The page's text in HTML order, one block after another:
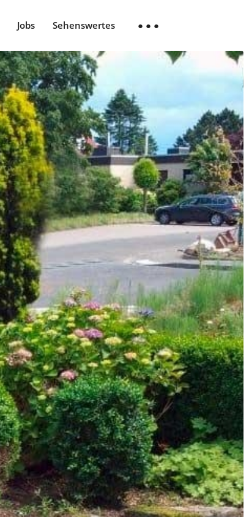
Jobs Sehenswertes ● ● ●